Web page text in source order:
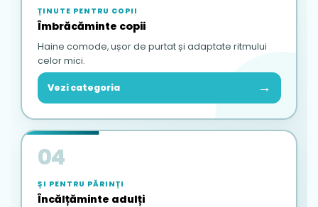
ȚINUTE PENTRU COPII
Îmbrăcăminte copii
Haine comode, ușor de purtat și adaptate ritmului
celor mici.
Vezi categoria →
04
ȘI PENTRU PĂRINȚI
Încălțăminte adulți